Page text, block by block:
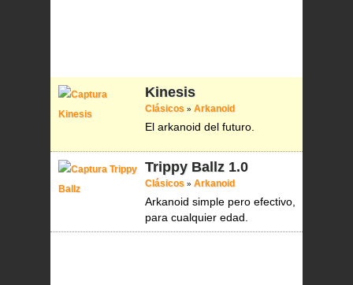
Kinesis
Clásicos » Arkanoid
El arkanoid del futuro.
Trippy Ballz 1.0
Clásicos » Arkanoid
Arkanoid simple pero efectivo,
para cualquier edad.